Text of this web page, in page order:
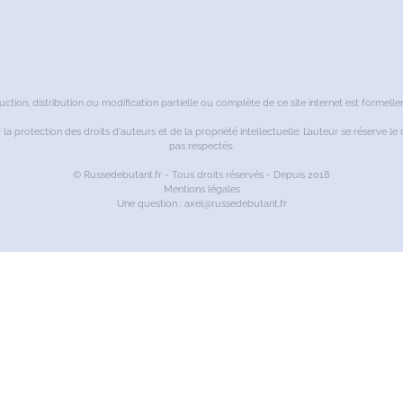
distribution ou modification partielle ou complète de ce site internet est
protection des droits d'auteurs et de la propriété intellectuelle. L’auteur se réserve
pas respectés.
© Russedebutant.fr - Tous droits réservés - Depuis 2018
Mentions légales
Une question : axel@russedebutant.fr